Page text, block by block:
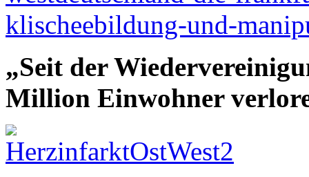
klischeebildung-und-
„Seit der
Million Einwohner